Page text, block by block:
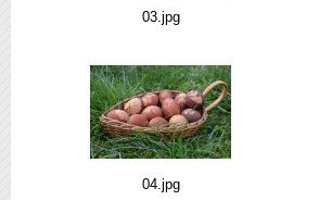
03.jpg
04.jpg